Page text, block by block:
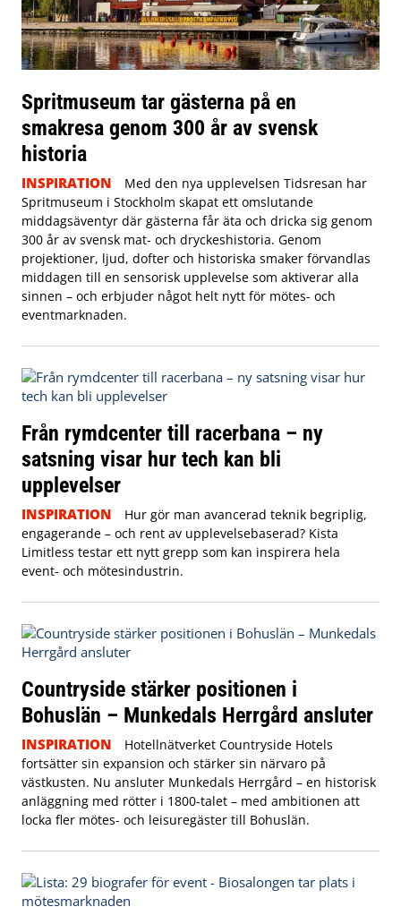
Spritmuseum tar gästerna på en
smakresa genom 300 år av svensk
historia
INSPIRATION
Med den nya upplevelsen Tidsresan har
Spritmuseum i Stockholm skapat ett omslutande
middagsäventyr där gästerna får äta och dricka sig genom
300 år av svensk mat- och dryckeshistoria. Genom
projektioner, ljud, dofter och historiska smaker förvandlas
middagen till en sensorisk upplevelse som aktiverar alla
sinnen – och erbjuder något helt nytt för mötes- och
eventmarknaden.
Från rymdcenter till racerbana – ny
satsning visar hur tech kan bli
upplevelser
INSPIRATION
Hur gör man avancerad teknik begriplig,
engagerande – och rent av upplevelsebaserad? Kista
Limitless testar ett nytt grepp som kan inspirera hela
event- och mötesindustrin.
Countryside stärker positionen i
Bohuslän – Munkedals Herrgård ansluter
INSPIRATION
Hotellnätverket Countryside Hotels
fortsätter sin expansion och stärker sin närvaro på
västkusten. Nu ansluter Munkedals Herrgård – en historisk
anläggning med rötter i 1800-talet – med ambitionen att
locka fler mötes- och leisuregäster till Bohuslän.